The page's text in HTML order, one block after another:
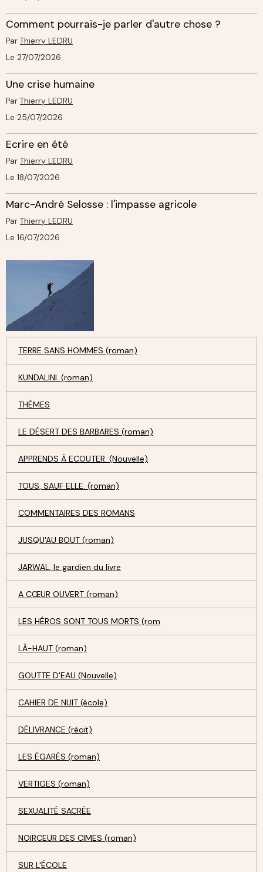
Comment pourrais-je parler d'autre chose ?
Par Thierry LEDRU
Le 27/07/2026
Une crise humaine
Par Thierry LEDRU
Le 25/07/2026
Ecrire en été
Par Thierry LEDRU
Le 18/07/2026
Marc-André Selosse : l'impasse agricole
Par Thierry LEDRU
Le 16/07/2026
TERRE SANS HOMMES (roman)
KUNDALINI. (roman)
THÈMES
LE DÉSERT DES BARBARES (roman)
APPRENDS À ECOUTER. (Nouvelle)
TOUS, SAUF ELLE. (roman)
COMMENTAIRES DES ROMANS
JUSQU'AU BOUT (roman)
JARWAL, le gardien du livre
A CŒUR OUVERT (roman)
LES HÉROS SONT TOUS MORTS (rom
LÀ-HAUT (roman)
GOUTTE D'EAU (Nouvelle)
CAHIER DE NUIT (école)
DÉLIVRANCE (récit)
LES ÉGARÉS (roman)
VERTIGES (roman)
SEXUALITÉ SACRÉE
NOIRCEUR DES CIMES (roman)
SUR L'ÉCOLE